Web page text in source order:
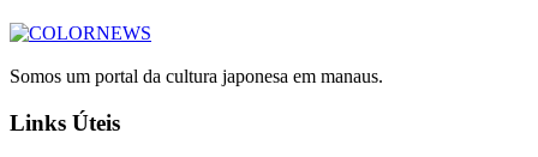
Somos um portal da cultura japonesa em manaus.
Links Úteis